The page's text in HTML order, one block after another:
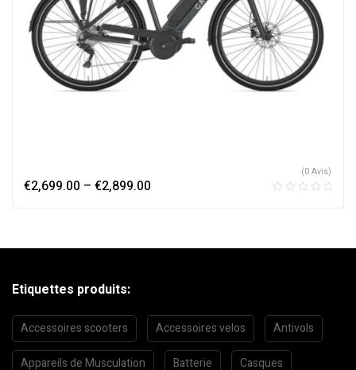
€2,699.00 – €2,899.00
(0 Avis)
Etiquettes produits:
Accessoires scooters Accessoires velos Antivols
Appareils de Musculation Batterie Casques